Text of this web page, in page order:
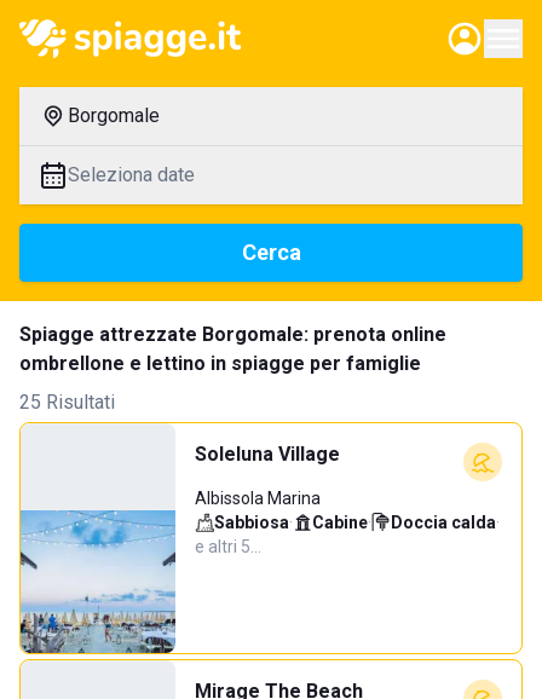
Borgomale
Seleziona date
Cerca
Spiagge attrezzate Borgomale: prenota online
ombrellone e lettino in spiagge per famiglie
25 Risultati
Soleluna Village
Albissola Marina
Sabbiosa· Cabine· Doccia calda·
e altri 5…
Mirage The Beach